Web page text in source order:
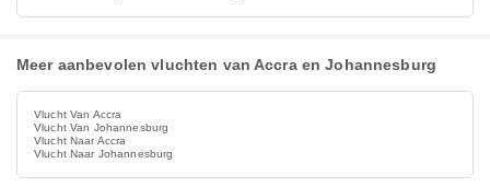
Meer aanbevolen vluchten van Accra en Johannesburg
Vlucht Van Accra
Vlucht Van Johannesburg
Vlucht Naar Accra
Vlucht Naar Johannesburg